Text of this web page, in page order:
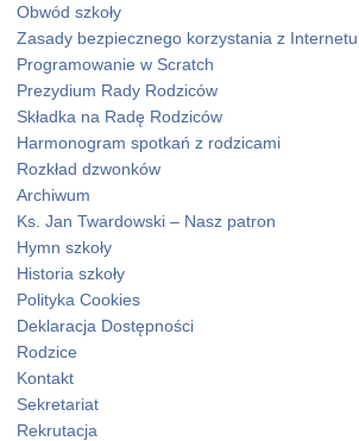
Obwód szkoły
Zasady bezpiecznego korzystania z
Programowanie w Scratch
Prezydium Rady Rodziców
Składka na Radę Rodziców
Harmonogram spotkań z rodzicami
Rozkład dzwonków
Archiwum
Ks. Jan Twardowski – Nasz patron
Hymn szkoły
Historia szkoły
Polityka Cookies
Deklaracja Dostępności
Rodzice
Kontakt
Sekretariat
Rekrutacja